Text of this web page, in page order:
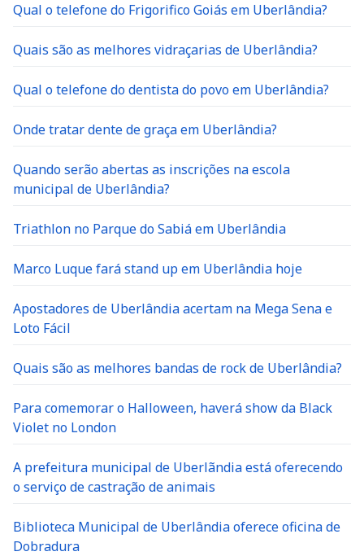
Qual o telefone do Frigorifico Goiás em Uberlândia?
Quais são as melhores vidraçarias de Uberlândia?
Qual o telefone do dentista do povo em Uberlândia?
Onde tratar dente de graça em Uberlândia?
Quando serão abertas as inscrições na escola
municipal de Uberlândia?
Triathlon no Parque do Sabiá em Uberlândia
Marco Luque fará stand up em Uberlândia hoje
Apostadores de Uberlândia acertam na Mega Sena e
Loto Fácil
Quais são as melhores bandas de rock de Uberlândia?
Para comemorar o Halloween, haverá show da Black
Violet no London
A prefeitura municipal de Uberlãndia está oferecendo
o serviço de castração de animais
Biblioteca Municipal de Uberlândia oferece oficina de
Dobradura